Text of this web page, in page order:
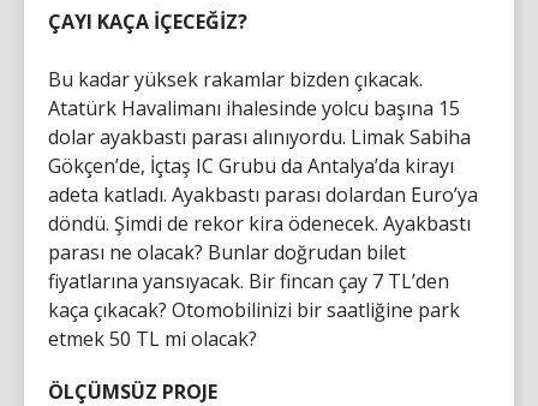
ÇAYI KAÇA İÇECEĞİZ?
Bu kadar yüksek rakamlar bizden çıkacak.
Atatürk Havalimanı ihalesinde yolcu başına 15
dolar ayakbastı parası alınıyordu. Limak Sabiha
Gökçen’de, İçtaş IC Grubu da Antalya’da kirayı
adeta katladı. Ayakbastı parası dolardan Euro’ya
döndü. Şimdi de rekor kira ödenecek. Ayakbastı
parası ne olacak? Bunlar doğrudan bilet
fiyatlarına yansıyacak. Bir fincan çay 7 TL’den
kaça çıkacak? Otomobilinizi bir saatliğine park
etmek 50 TL mi olacak?
ÖLÇÜMSÜZ PROJE